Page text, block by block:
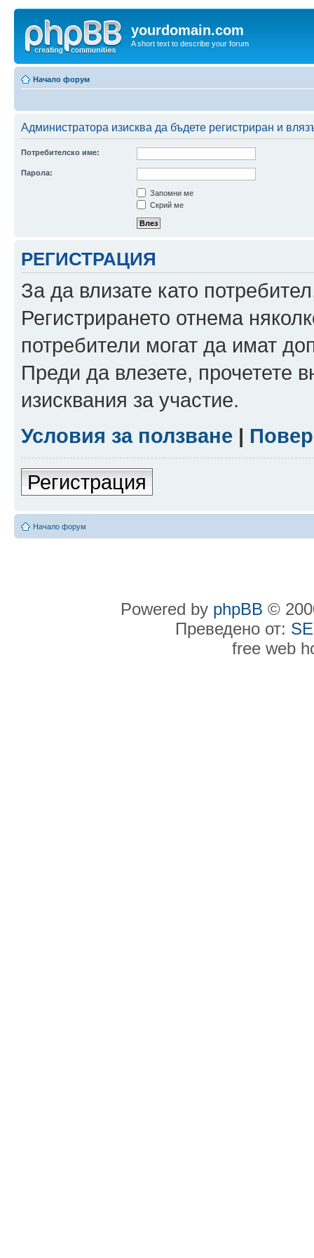
yourdomain.com
A short text to describe your forum
Начало форум
Администратора изисква да бъдете регистриран и
Потребителско име:
Парола:
Запомни ме
Скрий ме
РЕГИСТРАЦИЯ
За да влизате като
Регистрирането отнема
потребители могат да имат
Преди да влезете, прочетете
изисквания за участие.
Условия за ползване |
Регистрация
Начало форум
Powered by phpBB ©
Преведено от:
free web